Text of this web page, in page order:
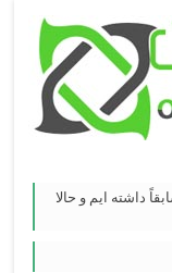
داشته ایم و حالا